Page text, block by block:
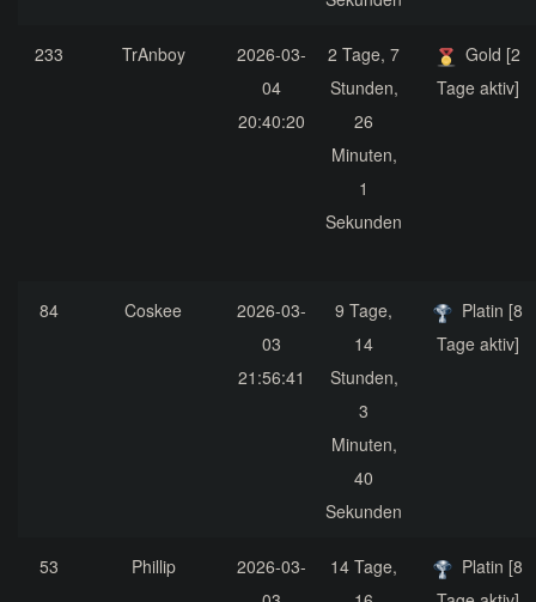
233 TrAnboy
2026-03-
04
20:40:20
2 Tage, 7
Stunden,
26
Minuten,
1
Sekunden
Gold [2
Tage aktiv]
84 Coskee
2026-03-
03
21:56:41
9 Tage,
14
Stunden,
3
Minuten,
40
Sekunden
Platin [8
Tage aktiv]
53 Phillip
2026-03-
14 Tage,
Platin [8